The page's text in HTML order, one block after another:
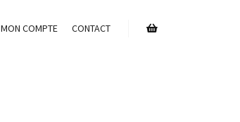
MON COMPTE CONTACT